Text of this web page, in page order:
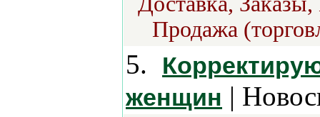
Продажа
5.
женщин |